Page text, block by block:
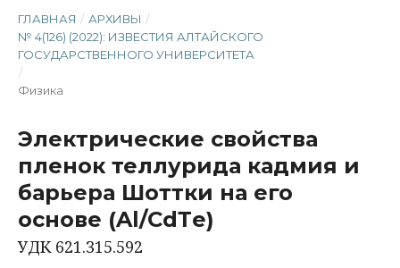
ГЛАВНАЯ / АРХИВЫ /
№ 4(126) (2022): ИЗВЕСТИЯ АЛТАЙСКОГО
ГОСУДАРСТВЕННОГО УНИВЕРСИТЕТА
/
Физика
Электрические свойства
пленок теллурида кадмия и
барьера Шоттки на его
основе (Al/СdТe)
УДК 621.315.592